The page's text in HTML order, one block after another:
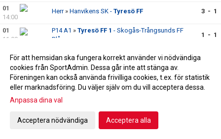
01
14:00
Herr» Hanvikens SK - Tyresö FF 3 - 1
01
11:00
P14 A1 » Tyresö FF 1 - Skogås-Trångsunds FF
Blå
1 - 1
APRIL 2026
17:00
P14 A2» Tyresö FF 2 - Segeltorps IF Fotboll Vit
16:30
P2013 Fårdala/Krusboda»FC Brandbergen 2 -
Tyresö FF KF 1
16:00
Tyresö IF» Tyresö IF - Johanneshovs FF
För att hemsidan ska fungera korrekt använder vi nödvändiga
cookies från SportAdmin. Dessa går inte att stänga av.
Föreningen kan också använda frivilliga cookies, t.ex. för statistik
eller marknadsföring. Du väljer själv om du vill acceptera dessa.
Anpassa dina val
Acceptera nödvändiga Acceptera alla